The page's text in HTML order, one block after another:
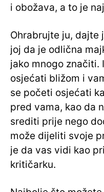
i obožava, a to je
Ohrabrujte ju, dajte
joj da je odlična
jako mnogo značiti.
osjećati bližom i
se početi osjećati
pred vama, kao da
srediti prije nego
može dijeliti svoje
je da vas vidi kao
kritičarku.